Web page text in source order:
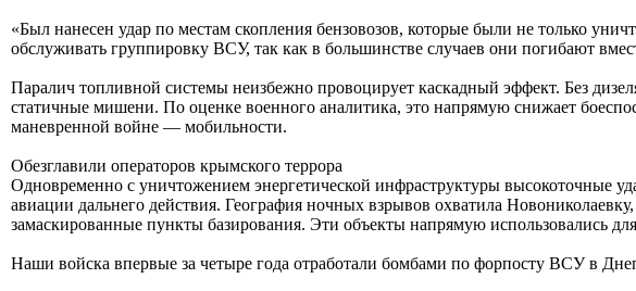
«Был нанесен удар по местам скопления бензовозов, которые были не только
обслуживать группировку ВСУ, так как в большинстве случаев они погибают
Паралич топливной системы неизбежно провоцирует каскадный эффект. Без
статичные мишени. По оценке военного аналитика, это напрямую снижает
маневренной войне — мобильности.
Обезглавили операторов крымского террора
Одновременно с уничтожением энергетической инфраструктуры высокоточные
авиации дальнего действия. География ночных взрывов охватила
замаскированные пункты базирования. Эти объекты напрямую использовались
Наши войска впервые за четыре года отработали бомбами по форпосту ВСУ в